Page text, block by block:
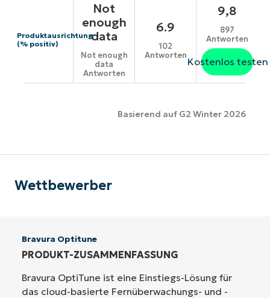
Produktausrichtung
(% positiv)
Not
enough
data
Not enough
data
Antworten
6.9
102
Antworten
9,8
897
Antworten
Kostenlos testen
Basierend auf G2 Winter 2026
Wettbewerber
Bravura Optitune
PRODUKT-ZUSAMMENFASSUNG
Bravura OptiTune ist eine Einstiegs-Lösung für
das cloud-basierte Fernüberwachungs- und -